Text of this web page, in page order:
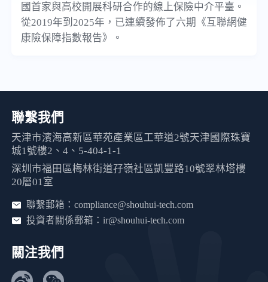
國首家與高校開展科研合作的線上保險中介平臺。
從2019年到2025年，已連續發佈了六期《互聯網健
康險保障指數報告》。
聯繫我們
天津市濱海高新區華苑產業區工華道2號天津國際珠寶
城1號樓2、4、5-404-1-1
深圳市福田區梅林街道孖嶺社區凱豐路10號翠林塔樓
20層01室
聯繫郵箱：compliance@shouhui-tech.com
投資者關係郵箱：ir@shouhui-tech.com
關注我們